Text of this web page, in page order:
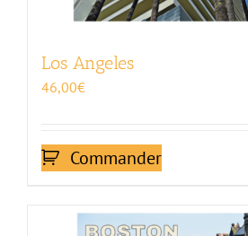
Los Angeles
46,00€
Commander